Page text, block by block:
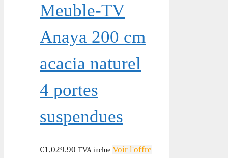
Meuble-TV
Anaya 200 cm
acacia naturel
4 portes
suspendues
€1,029.90 TVA inclue Voir l'offre